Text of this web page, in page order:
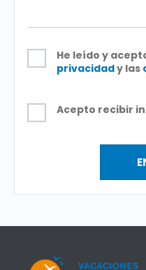
He leído y
privacidady las
Acepto recibir